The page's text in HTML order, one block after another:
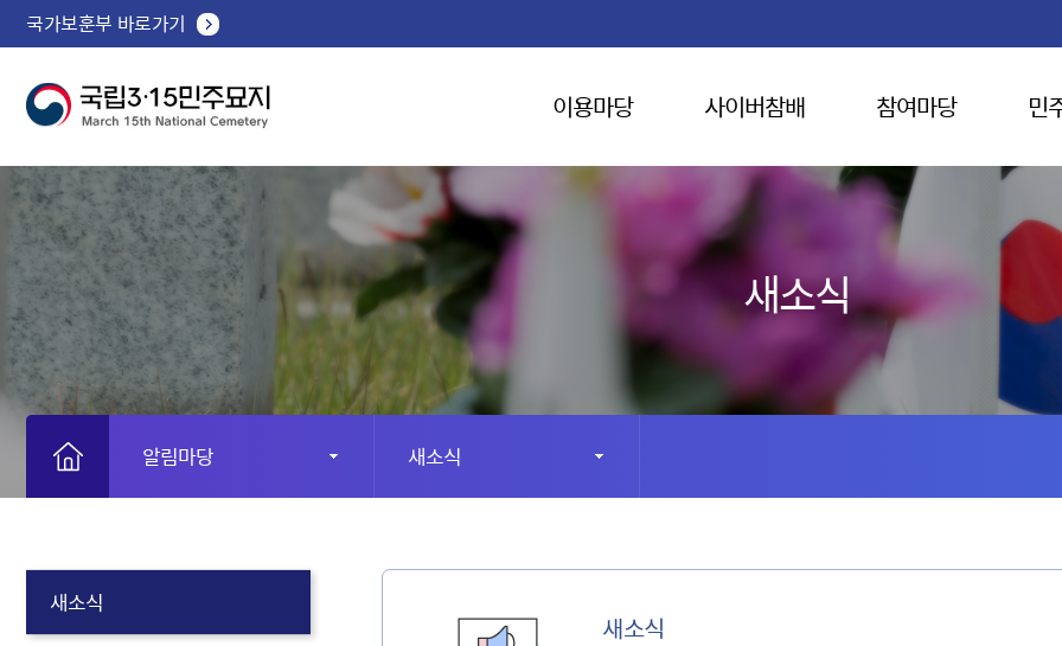
국가보훈부 바로가기
이용마당 사이버참배 참여마당 민
새소식
알림마당 새소식
새소식
새소식